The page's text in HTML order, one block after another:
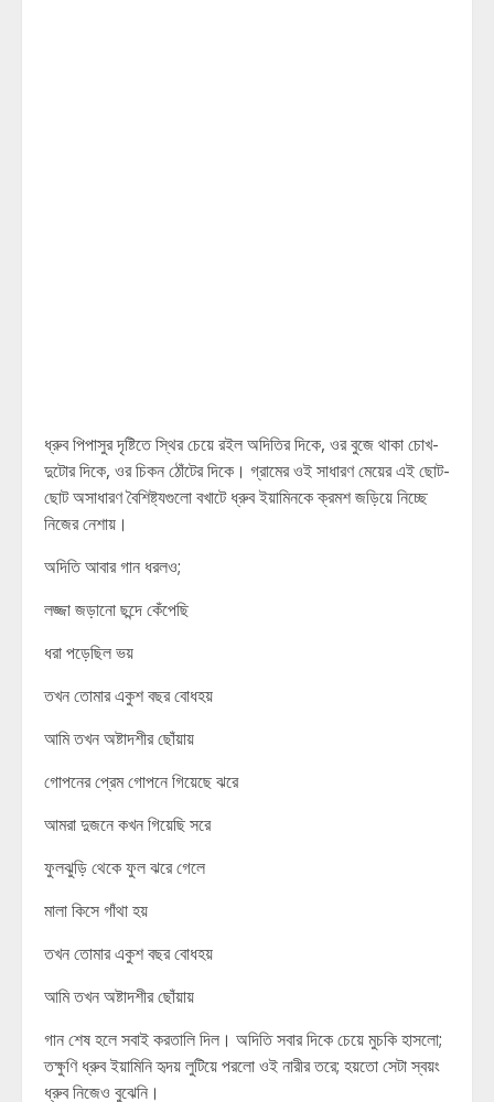
ধ্রুব পিপাসুর দৃষ্টিতে স্থির চেয়ে রইল অদিতির দিকে, ওর বুজে থাকা চোখ-
দুটোর দিকে, ওর চিকন ঠোঁটের দিকে। গ্রামের ওই সাধারণ মেয়ের এই ছোট-
ছোট অসাধারণ বৈশিষ্ট‍্যগুলো বখাটে ধ্রুব ইয়ামিনকে ক্রমশ জড়িয়ে নিচ্ছে
নিজের নেশায়।
অদিতি আবার গান ধরলও;
লজ্জা জড়ানো ছন্দে কেঁপেছি
ধরা পড়েছিল ভয়
তখন তোমার একুশ বছর বোধহয়
আমি তখন অষ্টাদশীর ছোঁয়ায়
গোপনের প্রেম গোপনে গিয়েছে ঝরে
আমরা দুজনে কখন গিয়েছি সরে
ফুলঝুড়ি থেকে ফুল ঝরে গেলে
মালা কিসে গাঁথা হয়
তখন তোমার একুশ বছর বোধহয়
আমি তখন অষ্টাদশীর ছোঁয়ায়
গান শেষ হলে সবাই করতালি দিল। অদিতি সবার দিকে চেয়ে মুচকি হাসলো;
তক্ষুণি ধ্রুব ইয়ামিনি হৃদয় লুটিয়ে পরলো ওই নারীর তরে; হয়তো সেটা স্বয়ং
ধ্রুব নিজেও বুঝেনি।